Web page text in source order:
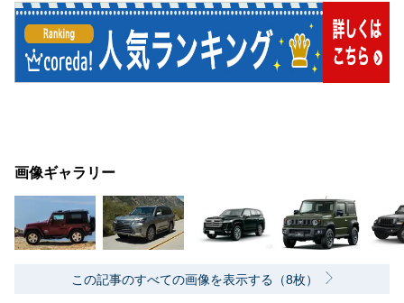
画像ギャラリー
この記事のすべての画像を表示する（8枚）